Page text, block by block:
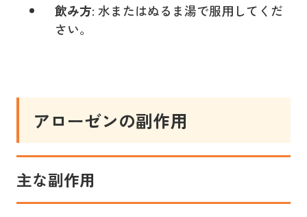
飲み方: 水またはぬるま湯で服用してくだ
さい。
アローゼンの副作用
主な副作用